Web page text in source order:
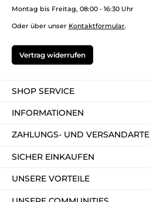
Montag bis Freitag, 08:00 - 16:30 Uhr
Oder über unser Kontaktformular.
Vertrag widerrufen
SHOP SERVICE
INFORMATIONEN
ZAHLUNGS- UND
SICHER EINKAUFEN
UNSERE VORTEILE